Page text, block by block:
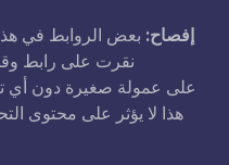
إفصاح: بعض الروابط في هذه
نقرت على رابط
هذا لا يؤثر على محتوى